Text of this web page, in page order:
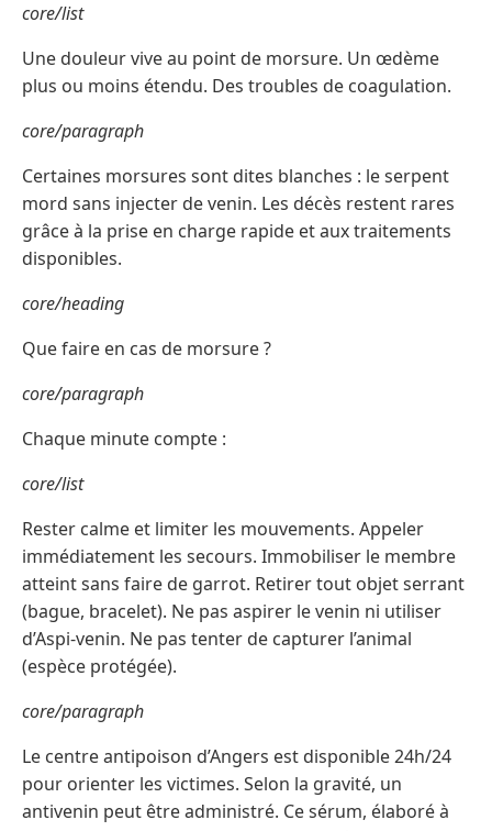
core/list
Une douleur vive au point de morsure. Un œdème
plus ou moins étendu. Des troubles de coagulation.
core/paragraph
Certaines morsures sont dites blanches : le serpent
mord sans injecter de venin. Les décès restent rares
grâce à la prise en charge rapide et aux traitements
disponibles.
core/heading
Que faire en cas de morsure ?
core/paragraph
Chaque minute compte :
core/list
Rester calme et limiter les mouvements. Appeler
immédiatement les secours. Immobiliser le membre
atteint sans faire de garrot. Retirer tout objet serrant
(bague, bracelet). Ne pas aspirer le venin ni utiliser
d’Aspi-venin. Ne pas tenter de capturer l’animal
(espèce protégée).
core/paragraph
Le centre antipoison d’Angers est disponible 24h/24
pour orienter les victimes. Selon la gravité, un
antivenin peut être administré. Ce sérum, élaboré à